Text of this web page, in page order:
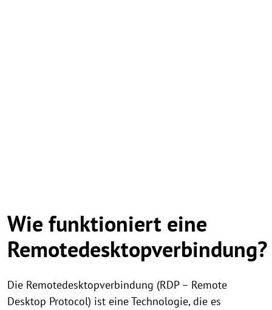
Wie funktioniert eine
Remotedesktopverbindung?
Die Remotedesktopverbindung (RDP – Remote
Desktop Protocol) ist eine Technologie, die es